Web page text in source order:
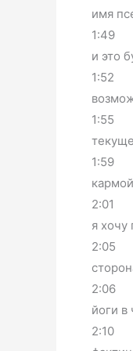
имя
1:49
и это
1:52
1:55
1:59
2:01
я хочу
2:05
2:06
йоги в
2:10